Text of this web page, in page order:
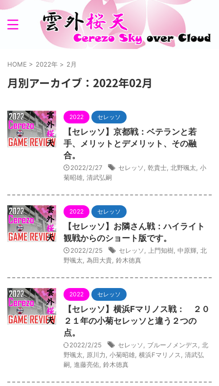
HOME > 2022年 > 2月
月別アーカイブ：2022年02月
2022 セレッソ
【セレッソ】京都戦：ベテランと若
手、メリットとデメリット、その融
合。
2022/2/27 セレッソ 乾貴士 北野颯太 小
菊昭雄 清武弘嗣
2022 セレッソ
【セレッソ】お隣さん戦：ハイライト
観戦からのショート版です。
2022/2/25 セレッソ 上門知樹 中原輝 北
野颯太 為田大貴 鈴木徳真
2022 セレッソ
【セレッソ】横浜Fマリノス戦： ２０
２１年の小菊セレッソと違う２つの
点。
2022/2/25 セレッソ ブルーノメンデス
北
野颯太
原川力 小菊昭雄 横浜Fマリノス
清武弘
嗣 進藤亮佑 鈴木徳真